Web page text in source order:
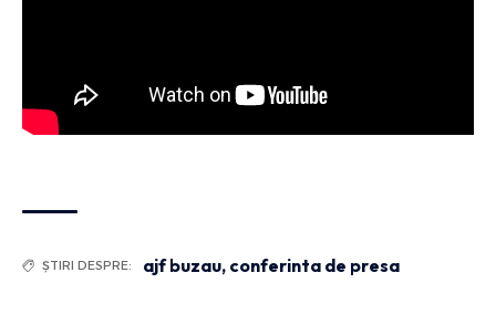
ȘTIRI DESPRE: ajf buzau, conferinta de presa